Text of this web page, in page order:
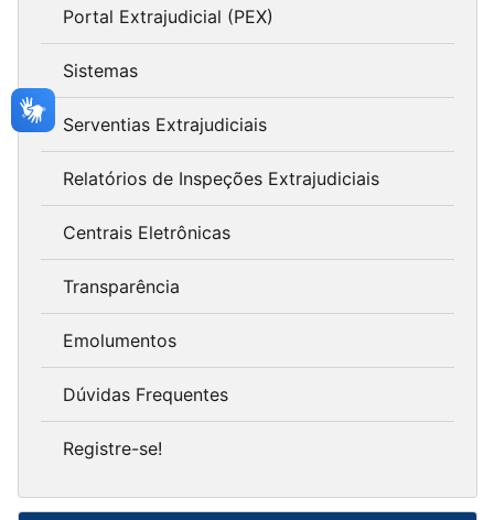
Portal Extrajudicial (PEX)
Sistemas
Serventias Extrajudiciais
Relatórios de Inspeções Extrajudiciais
Centrais Eletrônicas
Transparência
Emolumentos
Dúvidas Frequentes
Registre-se!